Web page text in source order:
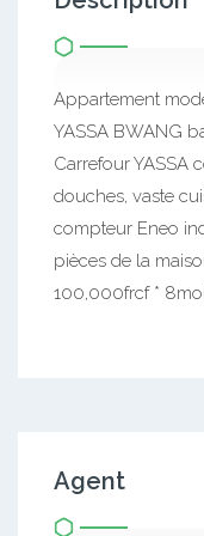
Appartement
YASSA BWANG
Carrefour YASSA
douches, vaste
compteur Eneo
pièces de la
100,000frcf *
Agent